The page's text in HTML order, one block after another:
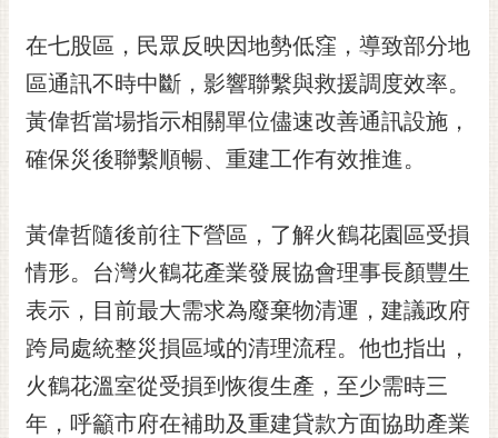
桐
花
祭
網
站
訂
閱
RSS
訂
閱
電
子
在七股區，民眾反映因地勢低窪，導致部分地
區通訊不時中斷，影響聯繫與救援調度效率。
黃偉哲當場指示相關單位儘速改善通訊設施，
確保災後聯繫順暢、重建工作有效推進。
黃偉哲隨後前往下營區，了解火鶴花園區受損
情形。台灣火鶴花產業發展協會理事長顏豐生
表示，目前最大需求為廢棄物清運，建議政府
跨局處統整災損區域的清理流程。他也指出，
火鶴花溫室從受損到恢復生產，至少需時三
年，呼籲市府在補助及重建貸款方面協助產業